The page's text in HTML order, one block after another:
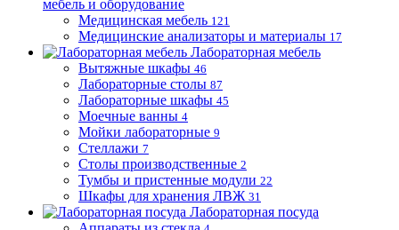
мебель и оборудование
Медицинская мебель 121
Медицинские анализаторы и материалы 17
Лабораторная мебель
Вытяжные шкафы 46
Лабораторные столы 87
Лабораторные шкафы 45
Моечные ванны 4
Мойки лабораторные 9
Стеллажи 7
Столы производственные 2
Тумбы и пристенные модули 22
Шкафы для хранения ЛВЖ 31
Лабораторная посуда